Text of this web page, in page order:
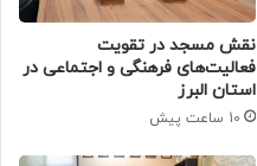
نقش مسجد در تقویت
فعالیت‌های فرهنگی و اجتماعی در
استان البرز
10 ساعت پیش